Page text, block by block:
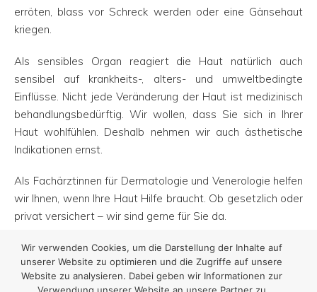
erröten, blass vor Schreck werden oder eine Gänsehaut
kriegen.
Als sensibles Organ reagiert die Haut natürlich auch
sensibel auf krankheits-, alters- und umweltbedingte
Einflüsse. Nicht jede Veränderung der Haut ist medizinisch
behandlungsbedürftig. Wir wollen, dass Sie sich in Ihrer
Haut wohlfühlen. Deshalb nehmen wir auch ästhetische
Indikationen ernst.
Als Fachärztinnen für Dermatologie und Venerologie helfen
wir Ihnen, wenn Ihre Haut Hilfe braucht. Ob gesetzlich oder
privat versichert – wir sind gerne für Sie da.
Wir verwenden Cookies, um die Darstellung der Inhalte auf
unserer Website zu optimieren und die Zugriffe auf unsere
Website zu analysieren. Dabei geben wir Informationen zur